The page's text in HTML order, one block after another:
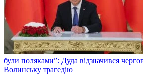
були поляками”: Дуда відзначився
Волинську трагедію